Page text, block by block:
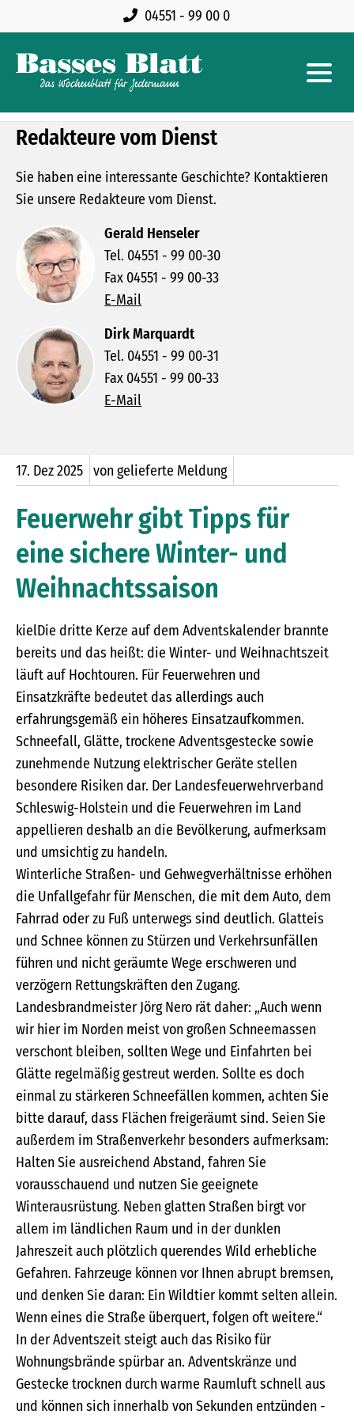
04551 - 99 00 0
Redakteure vom Dienst
Sie haben eine interessante Geschichte? Kontaktieren
Sie unsere Redakteure vom Dienst.
Gerald Henseler
Tel. 04551 - 99 00-30
Fax 04551 - 99 00-33
E-Mail
Dirk Marquardt
Tel. 04551 - 99 00-31
Fax 04551 - 99 00-33
E-Mail
17. Dez2025 von gelieferte Meldung
Feuerwehr gibt Tipps für
eine sichere Winter- und
Weihnachtssaison
kielDie dritte Kerze auf dem Adventskalender brannte
bereits und das heißt: die Winter- und Weihnachtszeit
läuft auf Hochtouren. Für Feuerwehren und
Einsatzkräfte bedeutet das allerdings auch
erfahrungsgemäß ein höheres Einsatzaufkommen.
Schneefall, Glätte, trockene Adventsgestecke sowie
zunehmende Nutzung elektrischer Geräte stellen
besondere Risiken dar. Der Landesfeuerwehrverband
Schleswig-Holstein und die Feuerwehren im Land
appellieren deshalb an die Bevölkerung, aufmerksam
und umsichtig zu handeln.
Winterliche Straßen- und Gehwegverhältnisse erhöhen
die Unfallgefahr für Menschen, die mit dem Auto, dem
Fahrrad oder zu Fuß unterwegs sind deutlich. Glatteis
und Schnee können zu Stürzen und Verkehrsunfällen
führen und nicht geräumte Wege erschweren und
verzögern Rettungskräften den Zugang.
Landesbrandmeister Jörg Nero rät daher: „Auch wenn
wir hier im Norden meist von großen Schneemassen
verschont bleiben, sollten Wege und Einfahrten bei
Glätte regelmäßig gestreut werden. Sollte es doch
einmal zu stärkeren Schneefällen kommen, achten Sie
bitte darauf, dass Flächen freigeräumt sind. Seien Sie
außerdem im Straßenverkehr besonders aufmerksam:
Halten Sie ausreichend Abstand, fahren Sie
vorausschauend und nutzen Sie geeignete
Winterausrüstung. Neben glatten Straßen birgt vor
allem im ländlichen Raum und in der dunklen
Jahreszeit auch plötzlich querendes Wild erhebliche
Gefahren. Fahrzeuge können vor Ihnen abrupt bremsen,
und denken Sie daran: Ein Wildtier kommt selten allein.
Wenn eines die Straße überquert, folgen oft weitere.“
In der Adventszeit steigt auch das Risiko für
Wohnungsbrände spürbar an. Adventskränze und
Gestecke trocknen durch warme Raumluft schnell aus
und können sich innerhalb von Sekunden entzünden -